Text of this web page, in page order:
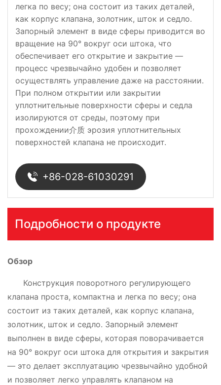
легка по весу; она состоит из таких деталей,
как корпус клапана, золотник, шток и седло.
Запорный элемент в виде сферы приводится во
вращение на 90° вокруг оси штока, что
обеспечивает его открытие и закрытие —
процесс чрезвычайно удобен и позволяет
осуществлять управление даже на расстоянии.
При полном открытии или закрытии
уплотнительные поверхности сферы и седла
изолируются от среды, поэтому при
прохождении介质 эрозия уплотнительных
поверхностей клапана не происходит.
+86-028-61030291
Подробности о продукте
Обзор
Конструкция поворотного регулирующего
клапана проста, компактна и легка по весу; она
состоит из таких деталей, как корпус клапана,
золотник, шток и седло. Запорный элемент
выполнен в виде сферы, которая поворачивается
на 90° вокруг оси штока для открытия и закрытия
— это делает эксплуатацию чрезвычайно удобной
и позволяет легко управлять клапаном на